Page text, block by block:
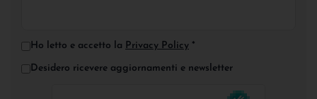
Ho letto e accetto la Privacy Policy *
Desidero ricevere aggiornamenti e newsletter